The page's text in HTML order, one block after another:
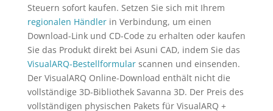
Steuern sofort kaufen. Setzen Sie sich mit Ihrem
regionalen Händlerin Verbindung, um einen
Download-Link und CD-Code zu erhalten oder kaufen
Sie das Produkt direkt bei Asuni CAD, indem Sie das
VisualARQ-Bestellformularscannen und einsenden.
Der VisualARQ Online-Download enthält nicht die
vollständige 3D-Bibliothek Savanna 3D. Der Preis des
vollständigen physischen Pakets für VisualARQ +